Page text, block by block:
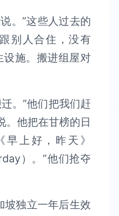
。”这些人过去的
别人合住，没有
设施。搬进组屋对
。”他们把我们赶
。他把在甘榜的日
上好，昨天》
）。”他们抢夺
坡独立一年后生效